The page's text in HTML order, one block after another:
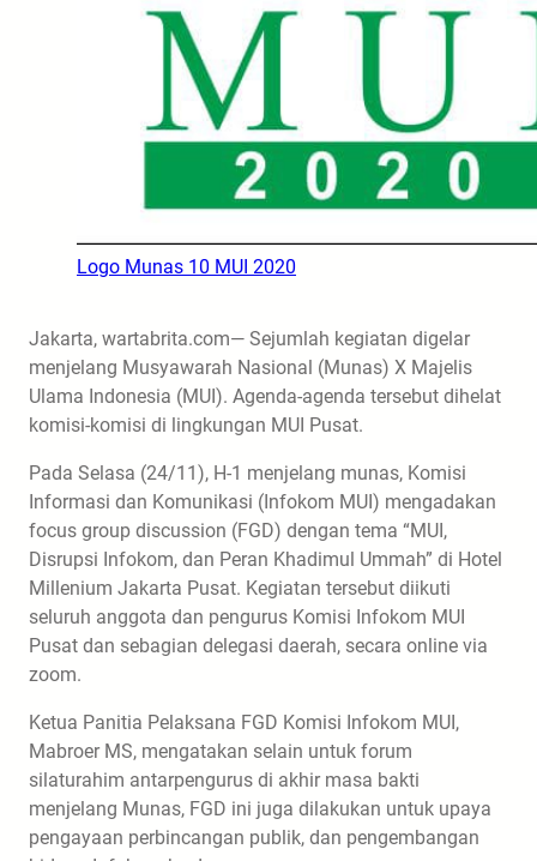
Logo Munas 10 MUI 2020
Jakarta, wartabrita.com— Sejumlah kegiatan digelar
menjelang Musyawarah Nasional (Munas) X Majelis
Ulama Indonesia (MUI). Agenda-agenda tersebut dihelat
komisi-komisi di lingkungan MUI Pusat.
Pada Selasa (24/11), H-1 menjelang munas, Komisi
Informasi dan Komunikasi (Infokom MUI) mengadakan
focus group discussion (FGD) dengan tema “MUI,
Disrupsi Infokom, dan Peran Khadimul Ummah” di Hotel
Millenium Jakarta Pusat. Kegiatan tersebut diikuti
seluruh anggota dan pengurus Komisi Infokom MUI
Pusat dan sebagian delegasi daerah, secara online via
zoom.
Ketua Panitia Pelaksana FGD Komisi Infokom MUI,
Mabroer MS, mengatakan selain untuk forum
silaturahim antarpengurus di akhir masa bakti
menjelang Munas, FGD ini juga dilakukan untuk upaya
pengayaan perbincangan publik, dan pengembangan